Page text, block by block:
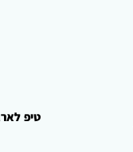
טיפ